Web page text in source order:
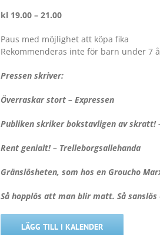
kl 19.00 – 21.00
Paus med möjlighet att köpa fika
Rekommenderas inte för barn under 7
Pressen skriver:
Överraskar stort – Expressen
Publiken skriker bokstavligen av skratt!
Rent genialt! – Trelleborgsallehanda
Gränslösheten, som hos en Groucho
Så hopplös att man blir matt. Så
LÄGG TILL I KALENDER